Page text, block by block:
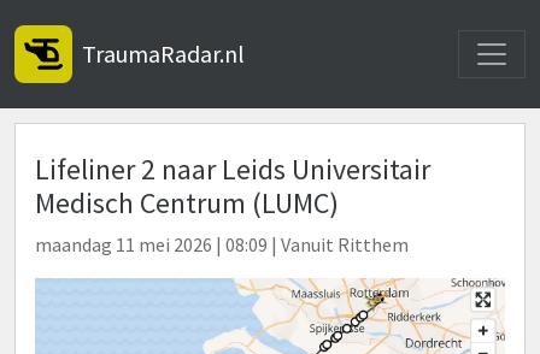
TraumaRadar.nl
Lifeliner 2 naar Leids Universitair
Medisch Centrum (LUMC)
maandag 11 mei 2026 | 08:09 | Vanuit Ritthem